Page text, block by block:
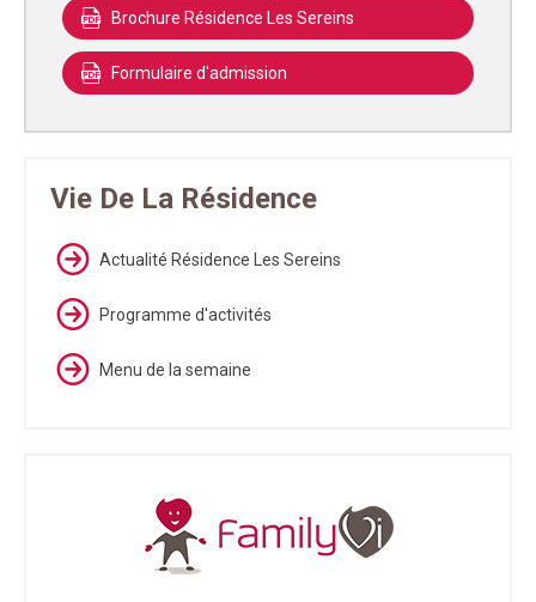
Brochure Résidence Les Sereins
Formulaire d'admission
Vie De La Résidence
Actualité Résidence Les Sereins
Programme d'activités
Menu de la semaine